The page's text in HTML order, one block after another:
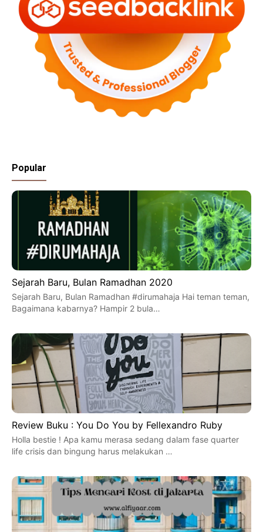
Popular
Sejarah Baru, Bulan Ramadhan 2020
Sejarah Baru, Bulan Ramadhan #dirumahaja Hai teman teman,
Bagaimana kabarnya? Hampir 2 bula…
Review Buku : You Do You by Fellexandro Ruby
Holla bestie ! Apa kamu merasa sedang dalam fase quarter
life crisis dan bingung harus melakukan …